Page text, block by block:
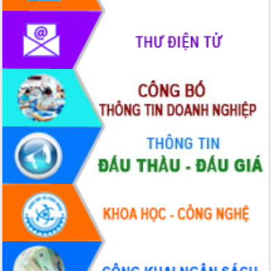
phát triển mới
Thường trực HĐND tỉnh Đắk Lắk gặp
mặt Đoàn chuyên gia y tế TP. Hồ Chí
Lễ truy điệu và an táng hài cốt liệt sĩ
tại Nghĩa trang Liệt sĩ xã Sơn Hòa
Bàn giải pháp tháo gỡ khó khăn trong
xuất khẩu sầu riêng và triển khai quy
định EUDR
Thứ trưởng Bộ Nông nghiệp và Môi
trường Nguyễn Hoàng Hiệp khảo sát
vùng trồng và doanh nghiệp đóng gói
sầu riêng tại Đắk Lắk
Trình diễn nghệ thuật chế biến các
món ăn từ sầu riêng
Đắk Lắk công bố Quy hoạch và xúc
tiến đầu tư tỉnh
Ngành cá ngừ Đắk Lắk chủ động thích
ứng để giữ vững thị trường xuất khẩu
Diễn đàn Kinh tế tư nhân Việt Nam đột